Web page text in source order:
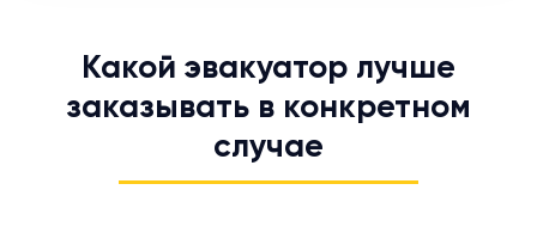
Какой эвакуатор лучше
заказывать в конкретном
случае